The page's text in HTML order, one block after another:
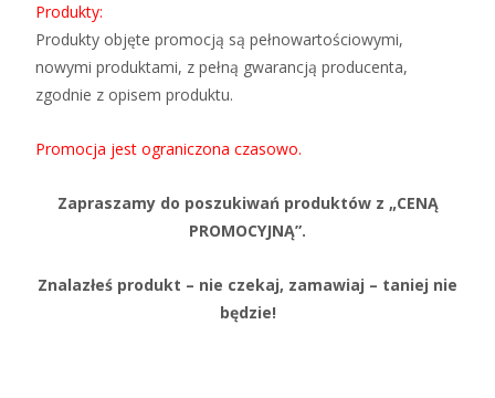
Produkty:
Produkty objęte promocją są pełnowartościowymi,
nowymi produktami, z pełną gwarancją producenta,
zgodnie z opisem produktu.
Promocja jest ograniczona czasowo.
Zapraszamy do poszukiwań produktów z „CENĄ
PROMOCYJNĄ”.
Znalazłeś produkt – nie czekaj, zamawiaj – taniej nie
będzie!